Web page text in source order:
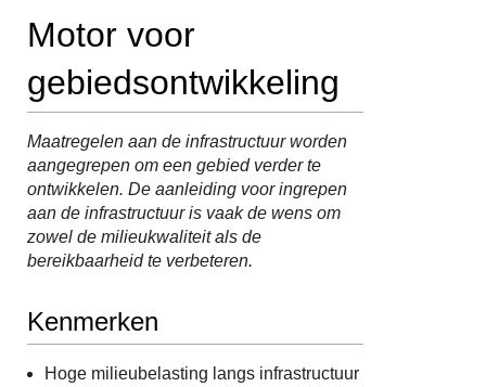
Motor voor
gebiedsontwikkeling
Maatregelen aan de infrastructuur worden
aangegrepen om een gebied verder te
ontwikkelen. De aanleiding voor ingrepen
aan de infrastructuur is vaak de wens om
zowel de milieukwaliteit als de
bereikbaarheid te verbeteren.
Kenmerken
Hoge milieubelasting langs infrastructuur